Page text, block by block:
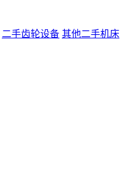
二手齿轮设备 其他二手机床